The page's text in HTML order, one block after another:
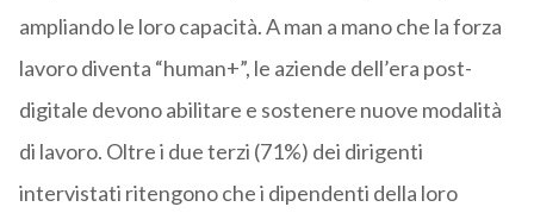
ampliando le loro capacità. A man a mano che la forza
lavoro diventa “human+”, le aziende dell’era post-
digitale devono abilitare e sostenere nuove modalità
di lavoro. Oltre i due terzi (71%) dei dirigenti
intervistati ritengono che i dipendenti della loro